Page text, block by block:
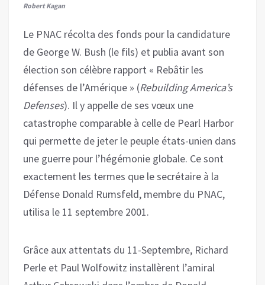
Robert Kagan
Le PNAC récolta des fonds pour la candidature
de George W. Bush (le fils) et publia avant son
élection son célèbre rapport « Rebâtir les
défenses de l’Amérique » (Rebuilding America’s
Defenses). Il y appelle de ses vœux une
catastrophe comparable à celle de Pearl Harbor
qui permette de jeter le peuple états-unien dans
une guerre pour l’hégémonie globale. Ce sont
exactement les termes que le secrétaire à la
Défense Donald Rumsfeld, membre du PNAC,
utilisa le 11 septembre 2001.
Grâce aux attentats du 11-Septembre, Richard
Perle et Paul Wolfowitz installèrent l’amiral